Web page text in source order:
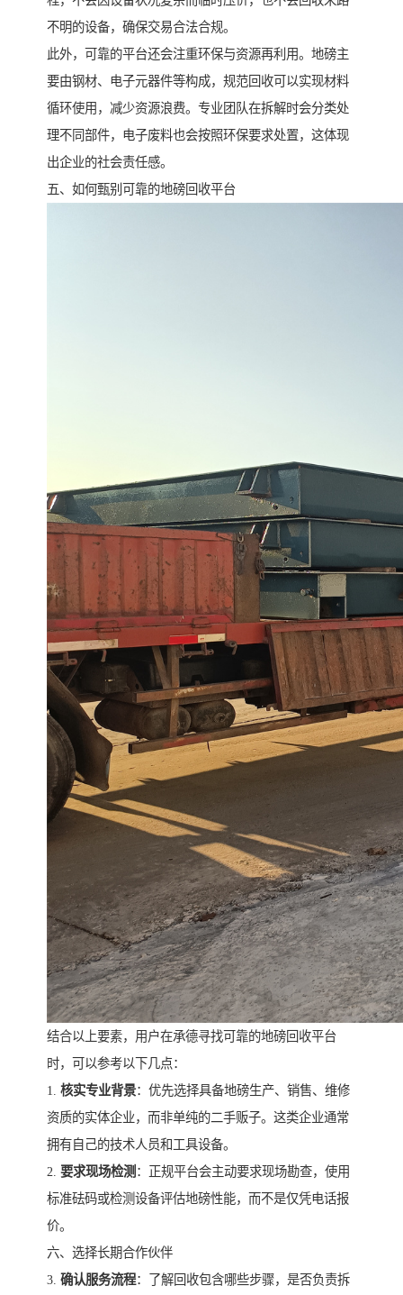
不明的设备，确保交易合法合规。
此外，可靠的平台还会注重环保与资源再利用。地磅主
要由钢材、电子元器件等构成，规范回收可以实现材料
循环使用，减少资源浪费。专业团队在拆解时会分类处
理不同部件，电子废料也会按照环保要求处置，这体现
出企业的社会责任感。
五、如何甄别可靠的地磅回收平台
结合以上要素，用户在承德寻找可靠的地磅回收平台
时，可以参考以下几点：
1. 核实专业背景：优先选择具备地磅生产、销售、维修
资质的实体企业，而非单纯的二手贩子。这类企业通常
拥有自己的技术人员和工具设备。
2. 要求现场检测 ：正规平台会主动要求现场勘查，使用
标准砝码或检测设备评估地磅性能，而不是仅凭电话报
价。
六、选择长期合作伙伴
3. 确认服务流程：了解回收包含哪些步骤，是否负责拆